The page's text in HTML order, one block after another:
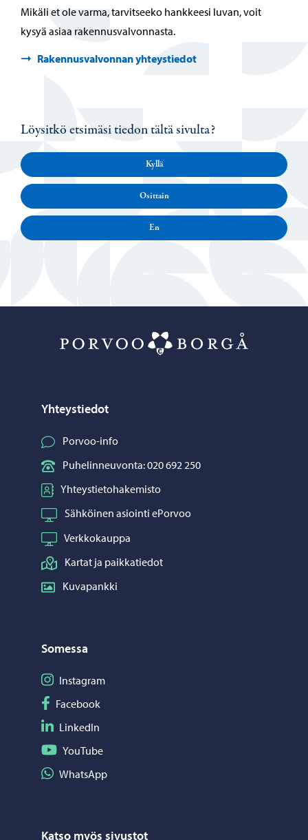
Mikäli et ole varma, tarvitseeko hankkeesi luvan, voit
kysyä asiaa rakennusvalvonnasta.
Rakennusvalvonnan yhteystiedot
Löysitkö etsimäsi tiedon tältä sivulta?
Kyllä
Osittain
En
Yhteystiedot
Porvoo-info
Puhelinneuvonta: 020 692 250
Yhteystietohakemisto
Sähköinen asiointi ePorvoo
Verkkokauppa
Kartat ja paikkatiedot
Kuvapankki
Somessa
Seuraa Instagram
Instagram
Seuraa Facebook
Facebook
Seuraa LinkedIn
LinkedIn
Seuraa YouTube
YouTube
Jaa WhatsApp
WhatsApp
Katso myös sivustot